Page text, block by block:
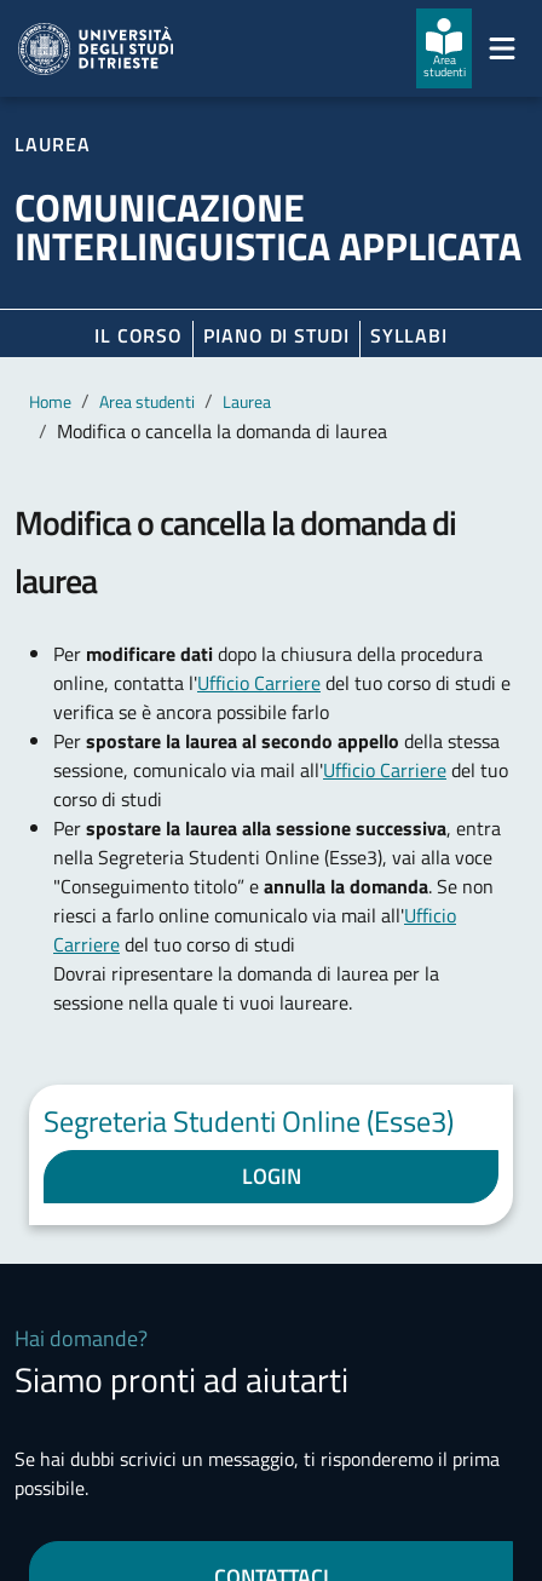
Area
studenti
LAUREA
COMUNICAZIONE
INTERLINGUISTICA APPLICATA
IL CORSO PIANO DI STUDI SYLLABI
Contenuto principale
Breadcrumb
Home Area studenti Laurea
Modifica o cancella la domanda di laurea
Modifica o cancella la domanda di
laurea
Per modificare datidopo la chiusura della procedura
online, contatta l'Ufficio Carrieredel tuo corso di studi e
verifica se è ancora possibile farlo
Perspostare la laurea al secondo appello della stessa
sessione, comunicalo via mail all'Ufficio Carrieredel tuo
corso di studi
Perspostare la laurea alla sessione successiva, entra
nella Segreteria Studenti Online (Esse3), vai alla voce
"Conseguimento titolo” eannulla la domanda. Se non
riesci a farlo online comunicalo via mail all'Ufficio
Carrieredel tuo corso di studi
Dovrai ripresentare la domanda di laurea per la
sessione nella quale ti vuoi laureare.
Segreteria Studenti Online (Esse3)
LOGIN
Hai domande?
Siamo pronti ad aiutarti
Se hai dubbi scrivici un messaggio, ti risponderemo il prima
possibile.